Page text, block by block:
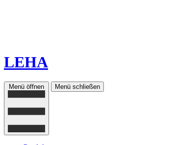
LEHA
Menü öffnen Menü schließen